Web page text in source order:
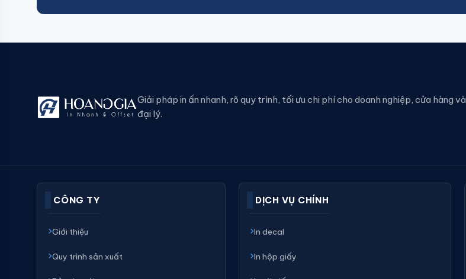
Giải pháp in ấn nhanh, rõ quy trình, tối ưu chi phí cho doanh nghiệp, cửa hàng và
đại lý.
CÔNG TY
Giới thiệu
Quy trình sản xuất
DỊCH VỤ CHÍNH
In decal
In hộp giấy